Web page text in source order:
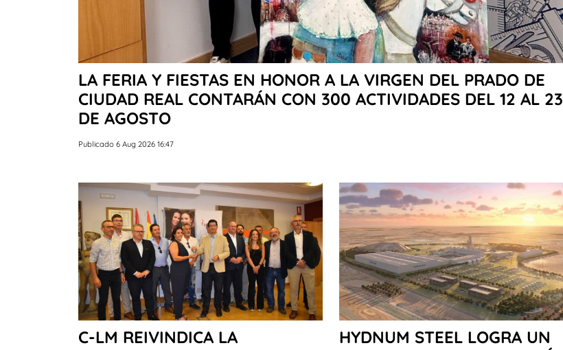
LA FERIA Y FIESTAS EN HONOR A LA VIRGEN DEL PRADO DE
CIUDAD REAL CONTARÁN CON 300 ACTIVIDADES DEL 12 AL 23
DE AGOSTO
Publicado 6 Aug 2026 16:47
C-LM REIVINDICA LA
HYDNUM STEEL LOGRA UN